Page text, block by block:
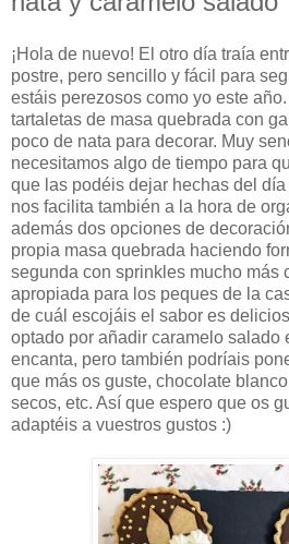
¡Hola de nuevo! El otro día traía
postre, pero sencillo y fácil para
estáis perezosos como yo este
tartaletas de masa quebrada con
poco de nata para decorar. Muy
necesitamos algo de tiempo para
que las podéis dejar hechas del
nos facilita también a la hora de
además dos opciones de
propia masa quebrada haciendo
segunda con sprinkles mucho más
apropiada para los peques de la
de cuál escojáis el sabor es
optado por añadir caramelo salado
encanta, pero también podríais
que más os guste, chocolate
secos, etc. Así que espero que os
adaptéis a vuestros gustos :)